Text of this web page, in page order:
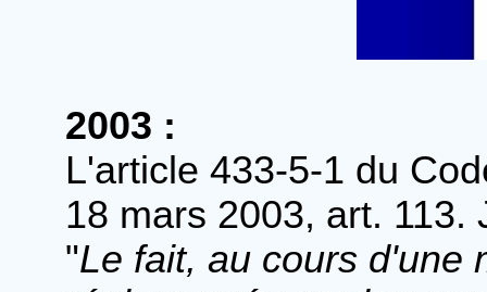
2003 :
L'article 433-5-1 du
18 mars 2003, art. 113.
"Le fait, au cours d'une